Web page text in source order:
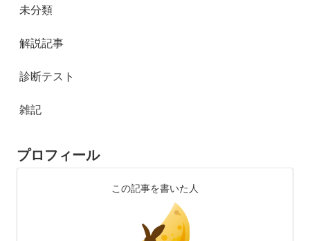
未分類
解説記事
診断テスト
雑記
プロフィール
この記事を書いた人